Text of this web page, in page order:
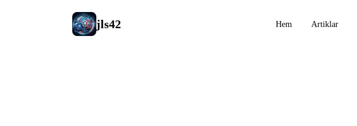
jls42 Hem Artiklar